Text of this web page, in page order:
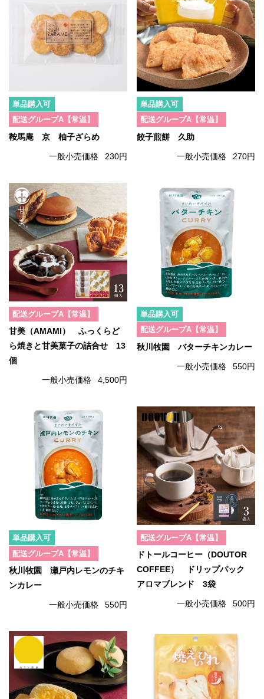
単品購入可
配送グループA【常温】
鞍馬庵 京 柚子ざらめ
一般小売価格 230円
単品購入可
配送グループA【常温】
餃子煎餅 久助
一般小売価格 270円
配送グループA【常温】
甘美（AMAMI） ふっくらど
ら焼きと甘美菓子の詰合せ 13
個
一般小売価格 4,500円
単品購入可
配送グループA【常温】
秋川牧園 バターチキンカレー
一般小売価格 550円
単品購入可
配送グループA【常温】
秋川牧園 瀬戸内レモンのチキ
ンカレー
一般小売価格 550円
配送グループA【常温】
ドトールコーヒー（DOUTOR
COFFEE） ドリップパック
アロマブレンド 3袋
一般小売価格 500円